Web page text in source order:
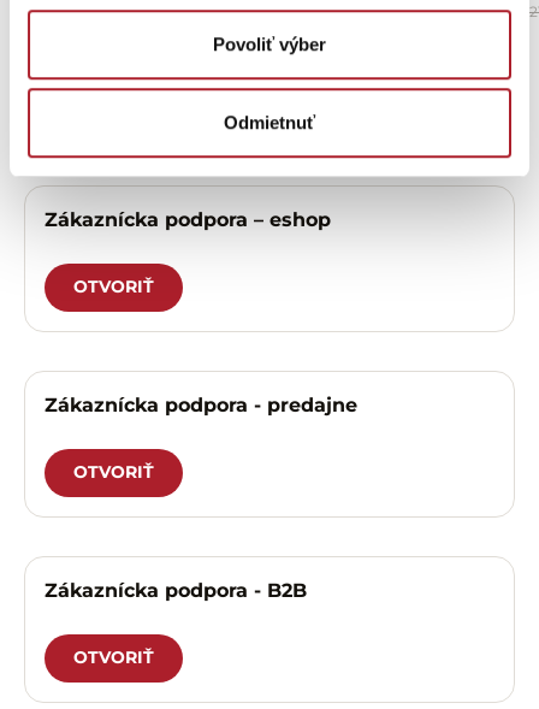
Povoliť výber
Odmietnuť
24,70 € 19,76 € 21,60 €
Zákaznícka podpora – eshop
OTVORIŤ
Zákaznícka podpora - predajne
OTVORIŤ
Zákaznícka podpora - B2B
OTVORIŤ